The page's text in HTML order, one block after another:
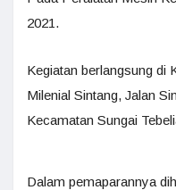
2021.
Kegiatan berlangsung di
Milenial Sintang, Jalan
Kecamatan Sungai
Dalam pemaparannya